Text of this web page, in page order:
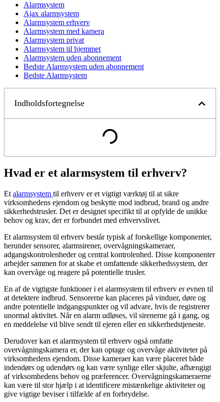
Alarmsystem
Ajax alarmsystem
Alarmsystem erhverv
Alarmsystem med kamera
Alarmsystem privat
Alarmsystem til hjemmet
Alarmsystem uden abonnement
Bedste Alarmsystem uden abonnement
Bedste Alarmsystem
Indholdsfortegnelse
Hvad er et alarmsystem til erhverv?
Et alarmsystem til erhverv er et vigtigt værktøj til at sikre
virksomhedens ejendom og beskytte mod indbrud, brand og andre
sikkerhedstrusler. Det er designet specifikt til at opfylde de unikke
behov og krav, der er forbundet med erhvervslivet.
Et alarmsystem til erhverv består typisk af forskellige komponenter,
herunder sensorer, alarmsirener, overvågningskameraer,
adgangskontrolenheder og central kontrolenhed. Disse komponenter
arbejder sammen for at skabe et omfattende sikkerhedssystem, der
kan overvåge og reagere på potentielle trusler.
En af de vigtigste funktioner i et alarmsystem til erhverv er evnen til
at detektere indbrud. Sensorerne kan placeres på vinduer, døre og
andre potentielle indgangspunkter og vil advare, hvis de registrerer
unormal aktivitet. Når en alarm udløses, vil sirenerne gå i gang, og
en meddelelse vil blive sendt til ejeren eller en sikkerhedstjeneste.
Derudover kan et alarmsystem til erhverv også omfatte
overvågningskamera er, der kan optage og overvåge aktiviteter på
virksomhedens ejendom. Disse kameraer kan være placeret både
indendørs og udendørs og kan være synlige eller skjulte, afhængigt
af virksomhedens behov og præferencer. Overvågningskameraerne
kan være til stor hjælp i at identificere mistænkelige aktiviteter og
give vigtige beviser i tilfælde af en forbrydelse.